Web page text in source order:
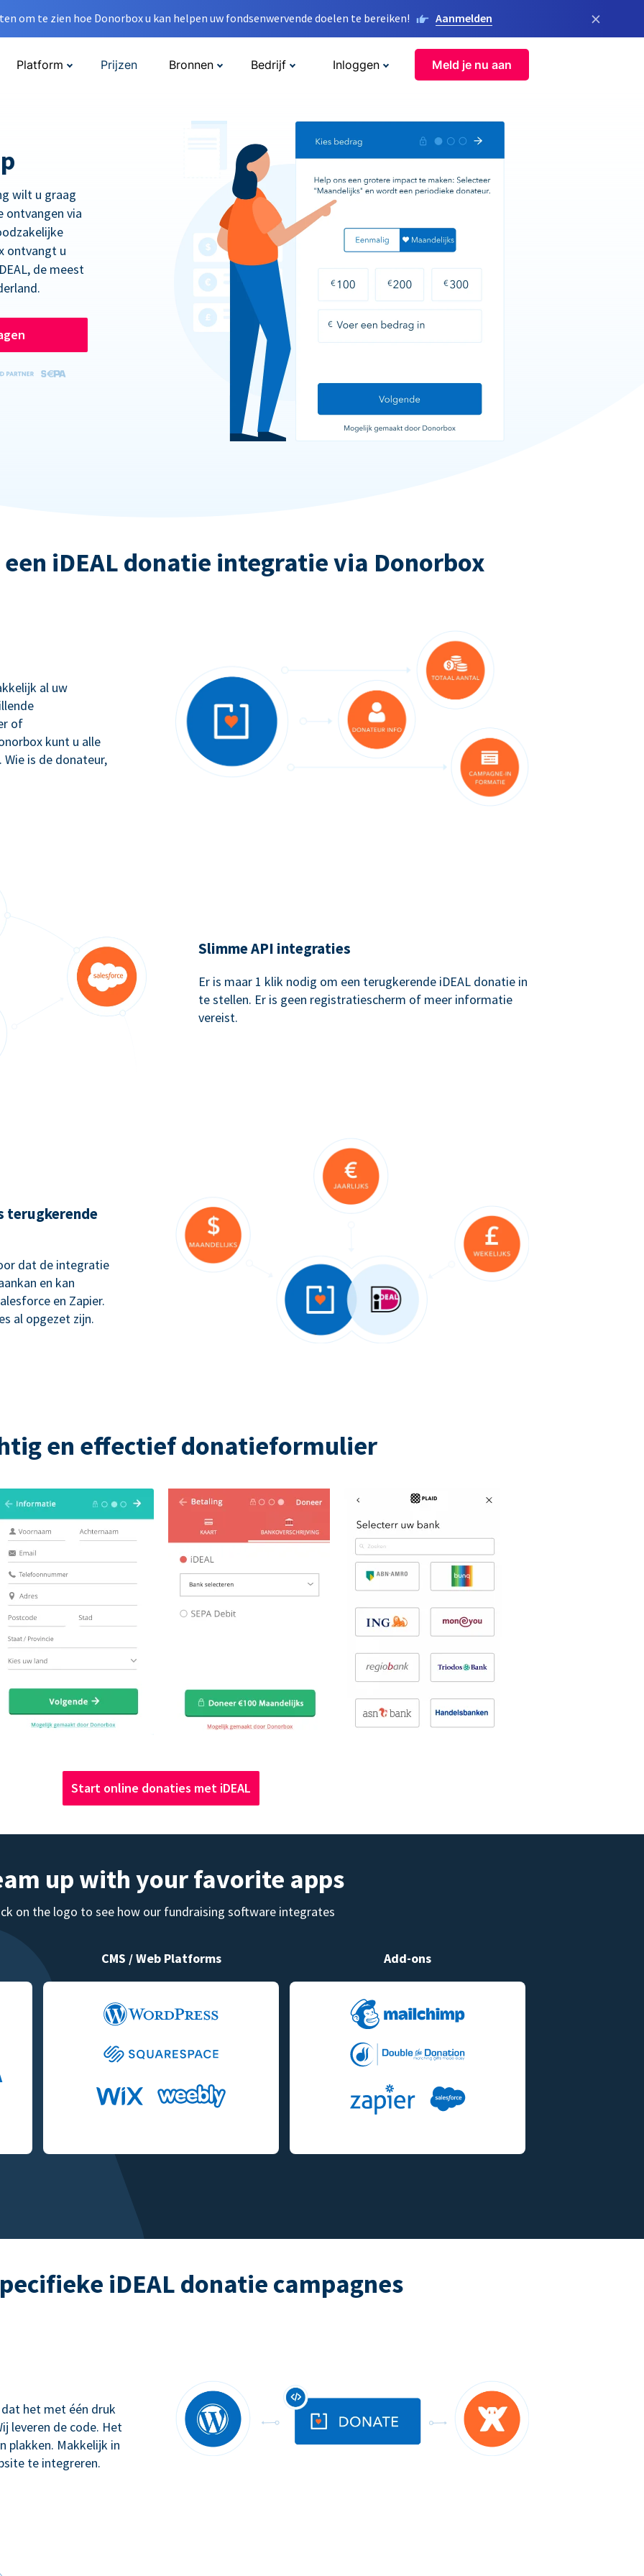
om te zien hoe Donorbox u kan helpen uw fondsenwervende doelen te bereiken! Aanmelden ×
Platform Prijzen Bronnen Bedrijf Inloggen Meld je nu aan
wilt u graag
ontvangen via
ontvangt u
de meest
iDEAL donatie integratie via Donorbox
al uw
of
kunt u alle
is de donateur,
Slimme API integraties
Er is maar 1 klik nodig om een terugkerende iDEAL donatie in
te stellen. Er is geen registratiescherm of meer informatie
vereist.
terugkerende
dat de integratie
en kan
en Zapier.
al opgezet zijn.
en effectief donatieformulier
Start online donaties met iDEAL
up with your favorite apps
on the logo to see how our fundraising software integrates
CMS / Web Platforms Add-ons
iDEAL donatie campagnes
het met één druk
leveren de code. Het
plakken. Makkelijk in
te integreren.